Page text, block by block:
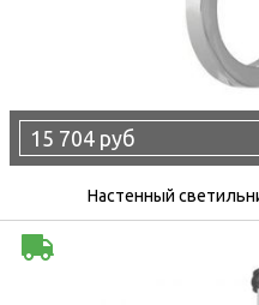
15 704 руб
Настенный